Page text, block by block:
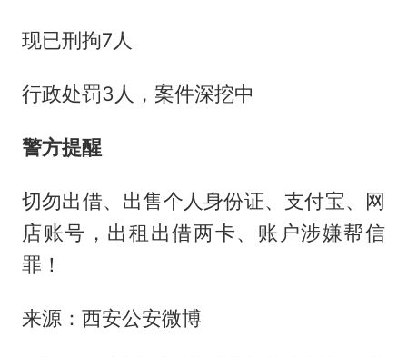
现已刑拘7人
行政处罚3人，案件深挖中
警方提醒
切勿出借、出售个人身份证、支付宝、网
店账号，出租出借两卡、账户涉嫌帮信
罪！
来源：西安公安微博